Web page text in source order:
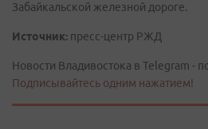
Забайкальской железной дороге.
Источник: пресс-центр РЖД
Новости Владивостока в Telegram -
Подписывайтесь одним нажатием!